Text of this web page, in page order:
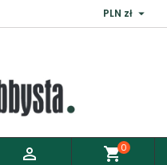
PLN zł 
 shopping_cart0